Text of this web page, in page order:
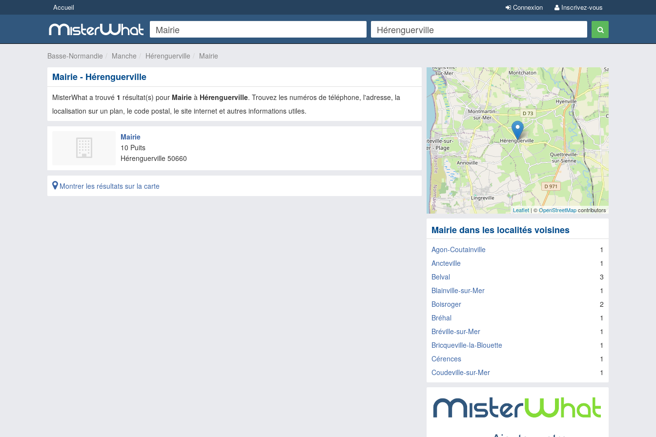
Accueil Inscrivez-vous
Connexion
Basse-Normandie Manche Hérenguerville Mairie
Mairie - Hérenguerville
MisterWhat a trouvé 1 résultat(s) pour Mairie à Hérenguerville. Trouvez les numéros de téléphone, l'adresse, la
localisation sur un plan, le code postal, le site internet et autres informations utiles.
Mairie
10 Puits
Hérenguerville 50660
Montrer les résultats sur la carte
Leaflet| ©OpenStreetMapcontributors
Mairie dans les localités voisines
Agon-Coutainville
1
Ancteville
1
Belval
3
Blainville-sur-Mer
1
Boisroger
2
Bréhal
1
Bréville-sur-Mer
1
Bricqueville-la-Blouette
1
Cérences
1
Coudeville-sur-Mer
1